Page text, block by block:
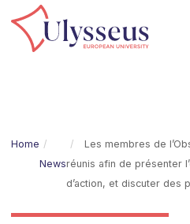
Home
News
Les membres de
réunis afin de présenter
d’action, et discuter des